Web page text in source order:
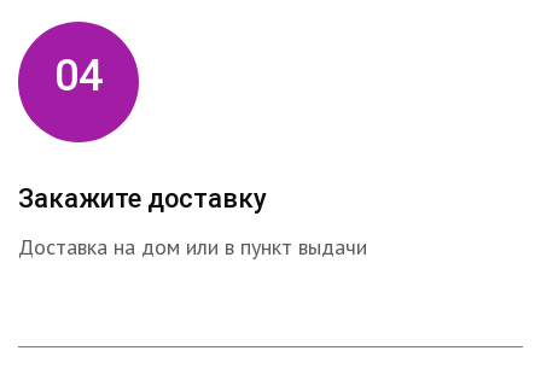
04
Закажите доставку
Доставка на дом или в пункт выдачи